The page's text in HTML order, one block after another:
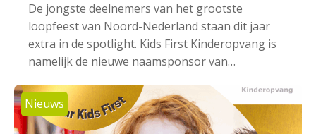
De jongste deelnemers van het grootste
loopfeest van Noord-Nederland staan dit jaar
extra in de spotlight. Kids First Kinderopvang is
namelijk de nieuwe naamsponsor van…
Nieuws